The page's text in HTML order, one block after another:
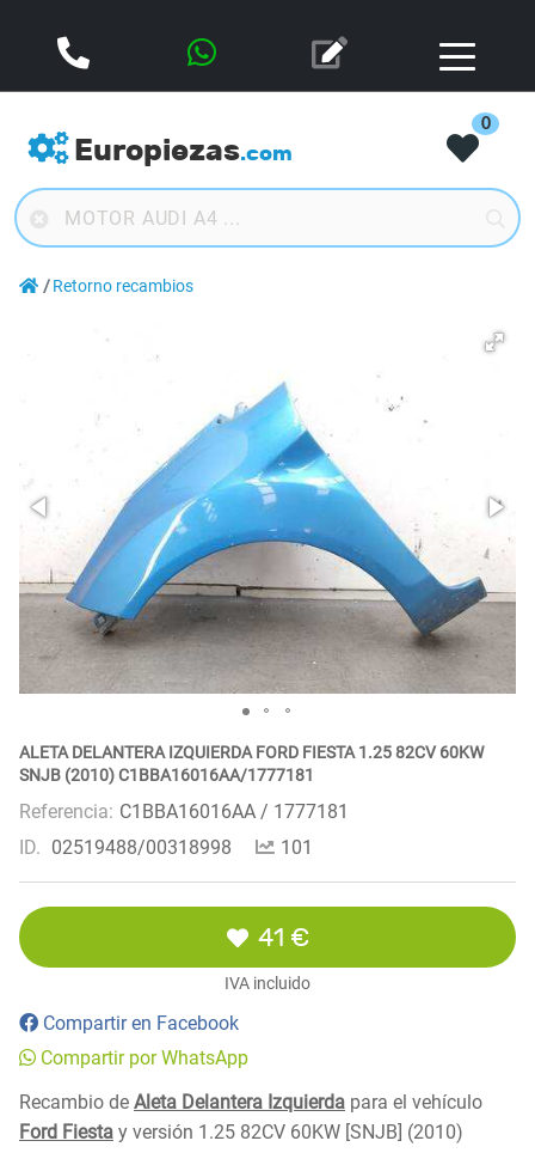
Europiezas.com
0
Retorno recambios
ALETA DELANTERA IZQUIERDA FORD FIESTA 1.25 82CV 60KW
SNJB (2010) C1BBA16016AA/1777181
Referencia: C1BBA16016AA / 1777181
ID. 02519488/00318998 101
41 €
IVA incluido
Compartir en Facebook
Compartir por WhatsApp
Recambio de Aleta Delantera Izquierda para el vehículo
Ford Fiesta y versión 1.25 82CV 60KW [SNJB] (2010)